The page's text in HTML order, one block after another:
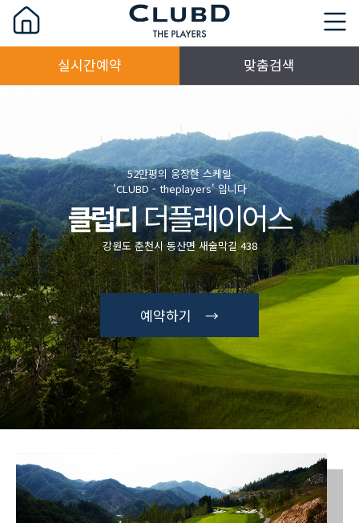
실시간예약 맞춤검색
52만평의 웅장한 스케일
'CLUBD - theplayers' 입니다
클럽디더플레이어스
강원도 춘천시 동산면 새술막길 438
예약하기 →